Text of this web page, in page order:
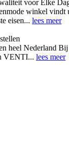
voor Elke
winkel vindt
eisen... lees meer
heel Nederland
VENTI... lees meer